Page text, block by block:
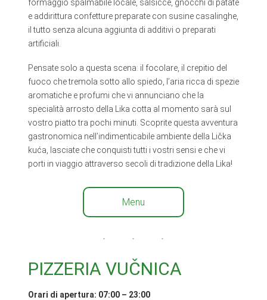
formaggio spalmabile locale, salsicce, gnocchi di patate
e addirittura confetture preparate con susine casalinghe,
il tutto senza alcuna aggiunta di additivi o preparati
artificiali.
Pensate solo a questa scena: il focolare, il crepitio del
fuoco che tremola sotto allo spiedo, l’aria ricca di spezie
aromatiche e profumi che vi annunciano che la
specialità arrosto della Lika cotta al momento sarà sul
vostro piatto tra pochi minuti. Scoprite questa avventura
gastronomica nell’indimenticabile ambiente della Lička
kuća, lasciate che conquisti tutti i vostri sensi e che vi
porti in viaggio attraverso secoli di tradizione della Lika!
Menu
PIZZERIA VUČNICA
Orari di apertura: 07:00 – 23:00